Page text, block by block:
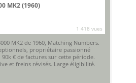
MK2 (1960)
1 418 vues
MK2 de 1960, Matching Numbers.
propriétaire passionné
90k € de factures sur cette période.
et freins révisés. Large éligibilité.